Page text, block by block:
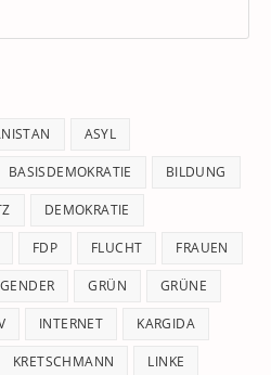
ASYL
BASISDEMOKRATIE BILDUNG
DEMOKRATIE
FDP FLUCHT FRAUEN
GENDER GRÜN GRÜNE
INTERNET KARGIDA
KRETSCHMANN LINKE